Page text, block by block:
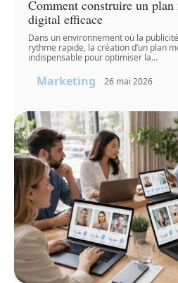
Comment construire un
digital efficace
Dans un environnement où la
rythme rapide, la création d’un plan
indispensable pour optimiser la…
Marketing 26 mai 2026